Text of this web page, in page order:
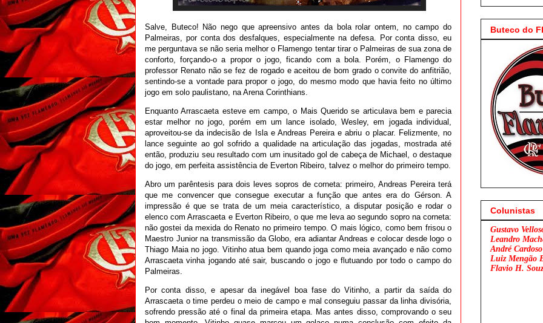
Salve, Buteco! Não nego que apreensivo antes da bola rolar ontem, no campo do
Palmeiras, por conta dos desfalques, especialmente na defesa. Por conta disso, eu
me perguntava se não seria melhor o Flamengo tentar tirar o Palmeiras de sua zona de
conforto, forçando-o a propor o jogo, ficando com a bola. Porém, o Flamengo do
professor Renato não se fez de rogado e aceitou de bom grado o convite do anfitrião,
sentindo-se a vontade para propor o jogo, do mesmo modo que havia feito no último
jogo em solo paulistano, na Arena Corinthians.
Enquanto Arrascaeta esteve em campo, o Mais Querido se articulava bem e parecia
estar melhor no jogo, porém em um lance isolado, Wesley, em jogada individual,
aproveitou-se da indecisão de Isla e Andreas Pereira e abriu o placar. Felizmente, no
lance seguinte ao gol sofrido a qualidade na articulação das jogadas, mostrada até
então, produziu seu resultado com um inusitado gol de cabeça de Michael, o destaque
do jogo, em perfeita assistência de Everton Ribeiro, talvez o melhor do primeiro tempo.
Abro um parêntesis para dois leves sopros de corneta: primeiro, Andreas Pereira terá
que me convencer que consegue executar a função que antes era do Gérson. A
impressão é que se trata de um meia característico, a disputar posição e rodar o
elenco com Arrascaeta e Everton Ribeiro, o que me leva ao segundo sopro na corneta:
não gostei da mexida do Renato no primeiro tempo. O mais lógico, como bem frisou o
Maestro Junior na transmissão da Globo, era adiantar Andreas e colocar desde logo o
Thiago Maia no jogo. Vitinho atua bem quando joga como meia avançado e não como
Arrascaeta vinha jogando até sair, buscando o jogo e flutuando por todo o campo do
Palmeiras.
Por conta disso, e apesar da inegável boa fase do Vitinho, a partir da saída do
Arrascaeta o time perdeu o meio de campo e mal conseguiu passar da linha divisória,
sofrendo pressão até o final da primeira etapa. Mas antes disso, comprovando o seu
Buteco do
Colunistas
Gustavo
Leandro
André Cardoso
Luiz Mengão
Flavio H.